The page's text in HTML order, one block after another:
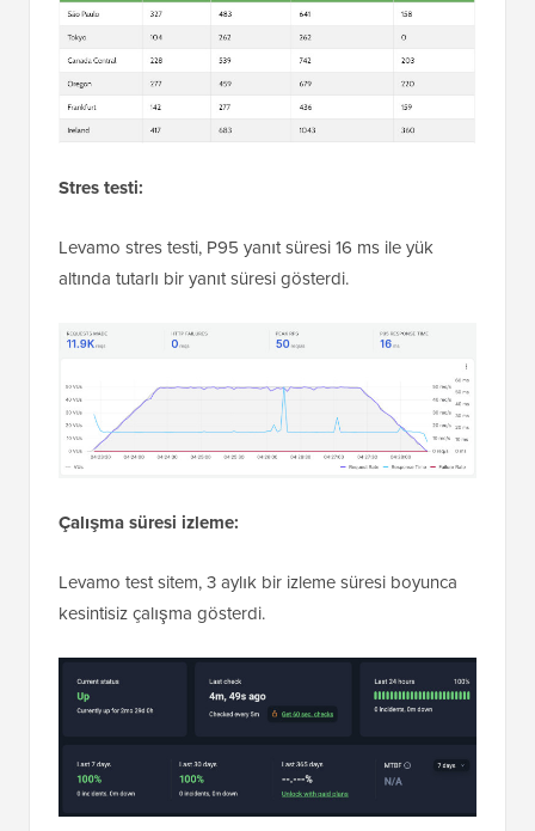
Stres testi:
Levamo stres testi, P95 yanıt süresi 16 ms ile yük
altında tutarlı bir yanıt süresi gösterdi.
Çalışma süresi izleme:
Levamo test sitem, 3 aylık bir izleme süresi boyunca
kesintisiz çalışma gösterdi.